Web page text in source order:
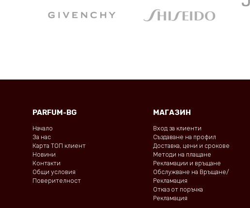
PARFUM-BG
Начало
За нас
Карта ТОП клиент
Новини
Контакти
Общи условия
Поверителност
МАГАЗИН
Вход за клиенти
Създаване на профил
Доставка, цени и срокове
Методи на плащане
Рекламации и връщане
Обслужване на Връщане/
Рекламация
Отказ от поръчка
Рекламация